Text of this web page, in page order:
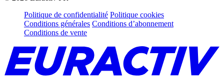
Politique de confidentialité Politique cookies
Conditions générales Conditions d’abonnement
Conditions de vente